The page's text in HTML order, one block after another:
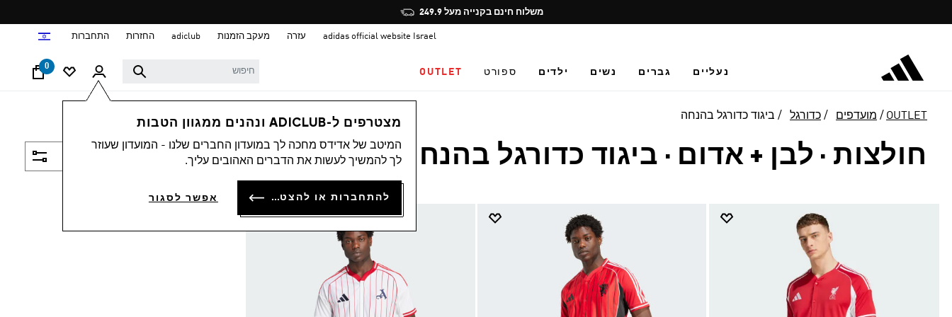
Pause
promotion
משלוח חינם בקנייה מעל 249.9
adidas official website Israel עזרה מעקב הזמנות adiclub החזרות התחברות
נעליים גברים נשים ילדים ספורט OUTLET
0
מצטרפים ל-ADICLUB ונהנים ממגוון הטבות
המיטב של אדידס מחכה לך במועדון החברים שלנו - המועדון שעוזר
לך להמשיך לעשות את הדברים האהובים עליך.
להתחברות או להצטרפות אפשר לסגור
OUTLET מועדפים כדורגל ביגוד כדורגל בהנחה
חולצות · לבן + אדום · ביגוד כדורגל בהנחה (3)